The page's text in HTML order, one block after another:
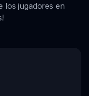
los jugadores en